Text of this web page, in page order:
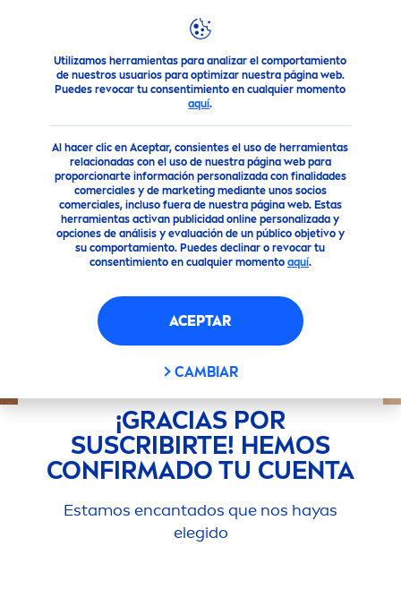
Utilizamos herramientas para analizar el comportamiento
de nuestros usuarios para optimizar nuestra página web.
Puedes revocar tu consentimiento en cualquier momento
aquí.
Al hacer clic en Aceptar, consientes el uso de herramientas
relacionadas con el uso de nuestra página web para
proporcionarte información personalizada con finalidades
comerciales y de marketing mediante unos socios
comerciales, incluso fuera de nuestra página web. Estas
herramientas activan publicidad online personalizada y
opciones de análisis y evaluación de un público objetivo y
su comportamiento. Puedes declinar o revocar tu
consentimiento en cualquier momento aquí.
ACEPTAR
CAMBIAR
NIVEAuna marca de confianza ¡Gracias por suscribirte!
¡GRACIAS POR
SUSCRIBIRTE! HEMOS
CONFIRMADO TU CUENTA
Estamos encantados que nos hayas
elegido